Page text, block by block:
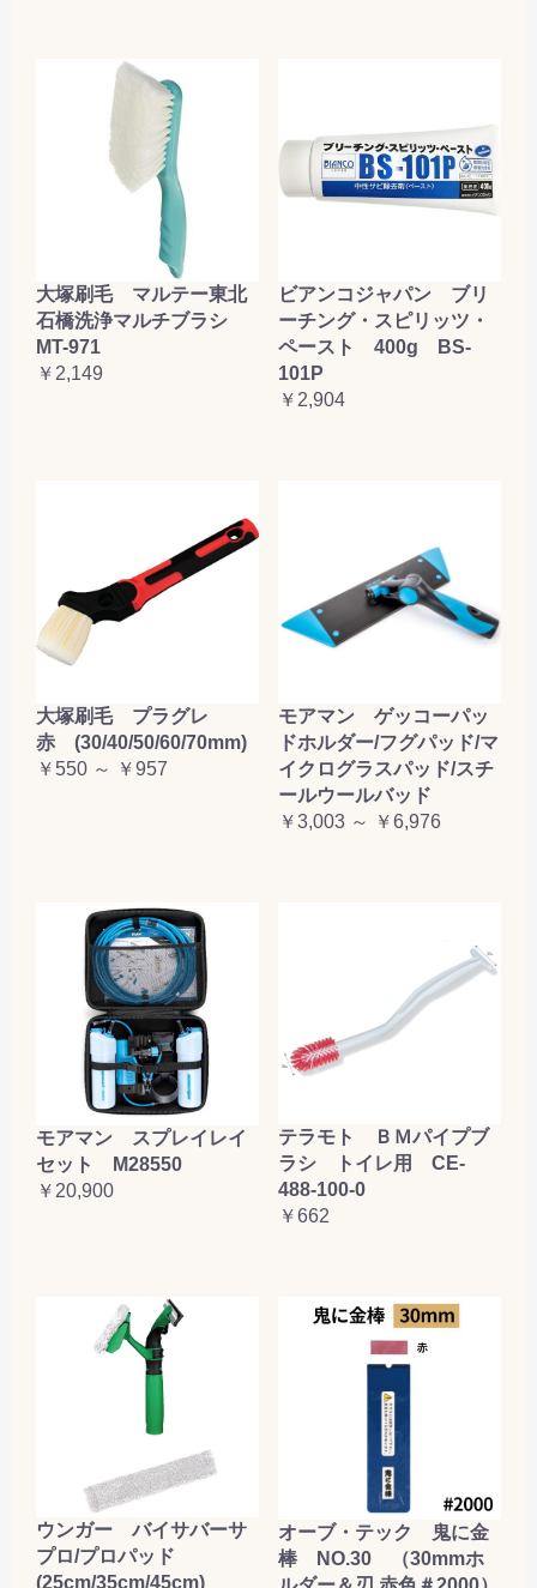
大塚刷毛 マルテー東北
石橋洗浄マルチブラシ
MT-971
￥2,149
ビアンコジャパン ブリ
ーチング・スピリッツ・
ペースト 400g BS-
101P
￥2,904
大塚刷毛 プラグレ
赤 (30/40/50/60/70mm)
￥550 ～ ￥957
モアマン ゲッコーパッ
ドホルダー/フグパッド/マ
イクログラスパッド/スチ
ールウールバッド
￥3,003 ～ ￥6,976
モアマン スプレイレイ
セット M28550
￥20,900
テラモト ＢＭパイプブ
ラシ トイレ用 CE-
488-100-0
￥662
ウンガー バイサバーサ
プロ/プロパッド
(25cm/35cm/45cm)
オーブ・テック 鬼に金
棒 NO.30 （30mmホ